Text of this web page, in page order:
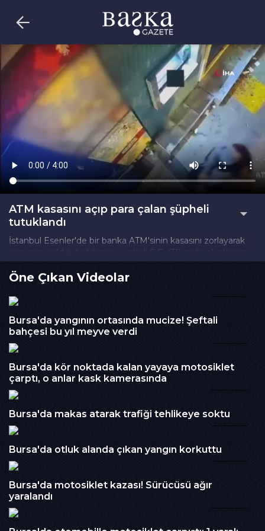
ATM kasasını açıp para çalan şüpheli
tutuklandı
İstanbul Esenler'de bir banka ATM'sinin kasasını zorlayarak
açıp para çaldığı belirlenen şüpheli S.G. (31), polis ekiplerinin
çalışması sonucu Sultangazi'de yakalandı. Şüphelinin
üzerinde ve evinde yapılan aramalarda 32 bin 500 TL ele
geçirilirken, 7 suç kaydı bulunan zanlı çıkarıldığı mahkemece
tutuklandı. Hırsızlık anları ise güvenlik kamerasına saniye
İzlenme : 316
Kategori :
Embed Kodu :
Öne Çıkan Videolar
Bursa'da yangının ortasında mucize! Şeftali
bahçesi bu yıl meyve verdi
Bursa'da kör noktada kalan yayaya motosiklet
çarptı, o anlar kask kamerasında
Bursa'da makas atarak trafiği tehlikeye soktu
00:49
Bursa'da otluk alanda çıkan yangın korkuttu02:05
Bursa'da motosiklet kazası! Sürücüsü ağır
yaralandı